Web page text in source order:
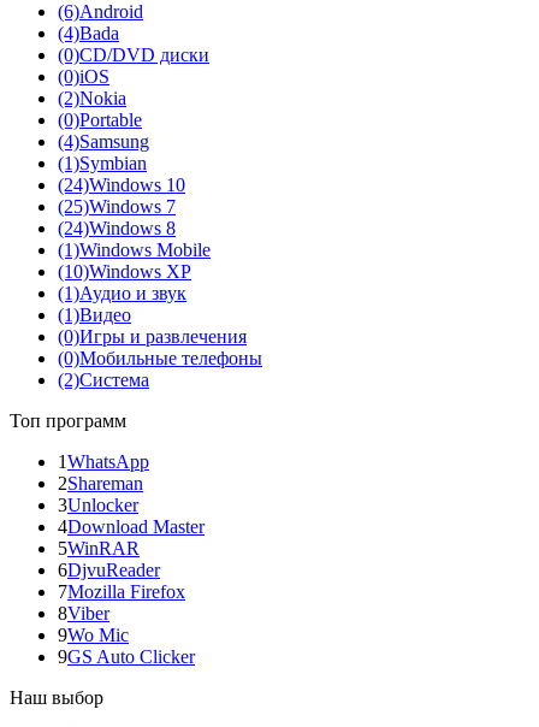
(6)Android
(4)Bada
(0)CD/DVD диски
(0)iOS
(2)Nokia
(0)Portable
(4)Samsung
(1)Symbian
(24)Windows 10
(25)Windows 7
(24)Windows 8
(1)Windows Mobile
(10)Windows XP
(1)Аудио и звук
(1)Видео
(0)Игры и развлечения
(0)Мобильные телефоны
(2)Система
Топ программ
1WhatsApp
2Shareman
3Unlocker
4Download Master
5WinRAR
6DjvuReader
7Mozilla Firefox
8Viber
9Wo Mic
9GS Auto Clicker
Наш выбор